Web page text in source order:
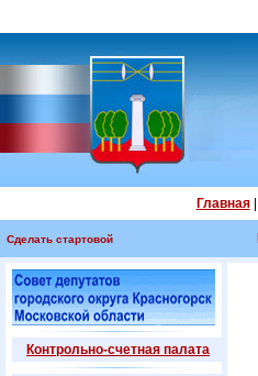
Главная|
Сделать стартовой
Контрольно-счетная палата